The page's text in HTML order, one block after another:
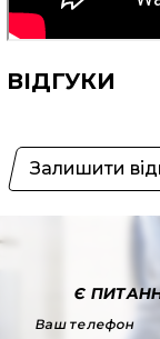
ВІДГУКИ
Залишити
Є
Ваш телефон